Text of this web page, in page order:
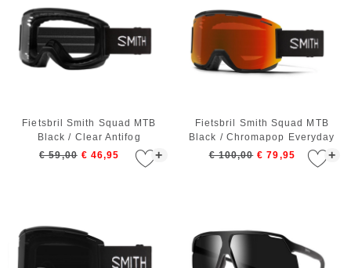
+
Fietsbril Smith Squad MTB
Black / Clear Antifog
€ 59,00 € 46,95 +
Fietsbril Smith Squad MTB
Black / Chromapop Everyday
Red Mirror
€ 100,00 € 79,95